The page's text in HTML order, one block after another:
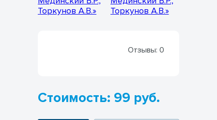
Отзывы: 0
Стоимость: 99 руб.